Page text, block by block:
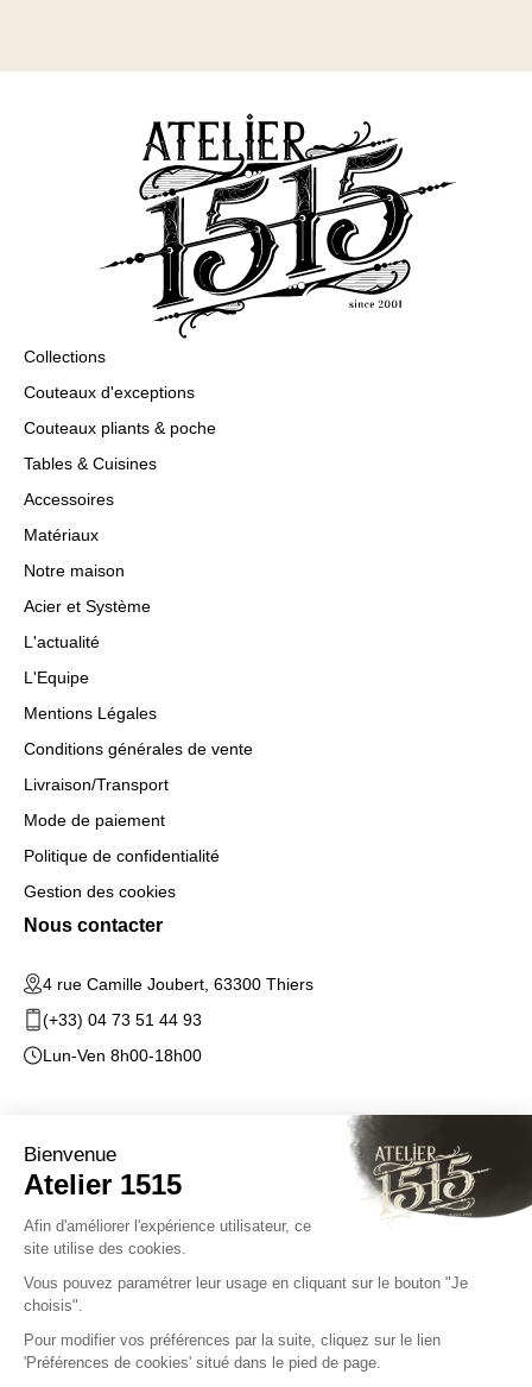
Collections
Couteaux d'exceptions
Couteaux pliants & poche
Tables & Cuisines
Accessoires
Matériaux
Notre maison
Acier et Système
L'actualité
L'Equipe
Mentions Légales
Conditions générales de vente
Livraison/Transport
Mode de paiement
Politique de confidentialité
Gestion des cookies
Nous contacter
4 rue Camille Joubert, 63300 Thiers
(+33) 04 73 51 44 93
Lun-Ven 8h00-18h00